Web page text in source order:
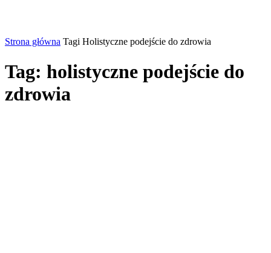
Strona główna Tagi Holistyczne podejście do zdrowia
Tag: holistyczne podejście do
zdrowia